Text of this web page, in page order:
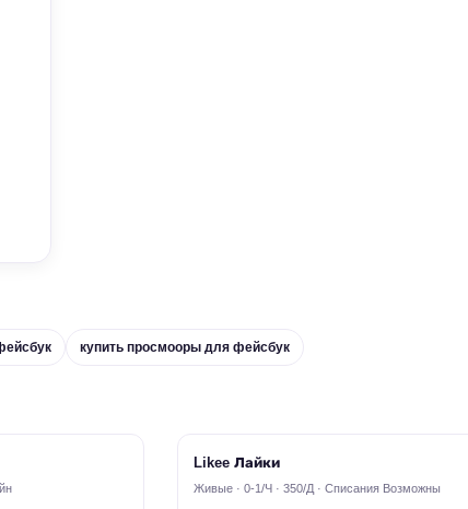
купить просмооры для фейсбук
Likee Лайки
Живые · 0-1/Ч · 350/Д · Списания Возможны